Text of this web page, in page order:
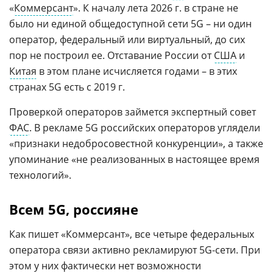
«Коммерсант». К началу лета 2026 г. в стране не
было ни единой общедоступной сети 5G – ни один
оператор, федеральный или виртуальный, до сих
пор не построил ее. Отставание России отСША и
Китая в этом плане исчисляется годами – в этих
странах 5G есть с 2019 г.
Проверкой операторов займется экспертный совет
ФАС. В рекламе 5G российских операторов углядели
«признаки недобросовестной конкуренции», а также
упоминание «не реализованных в настоящее время
технологий».
Всем 5G, россияне
Как пишет «Коммерсант», все четыре федеральных
оператора связи активно рекламируют 5G-сети. При
этом у них фактически нет возможности